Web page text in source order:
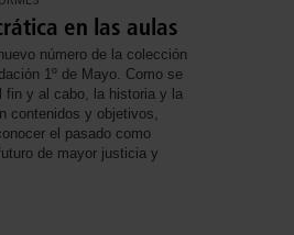
en las aulas
número de la colección
1º de Mayo. Como se
fin y al cabo, la historia y la
contenidos y objetivos,
el pasado como
de mayor justicia y